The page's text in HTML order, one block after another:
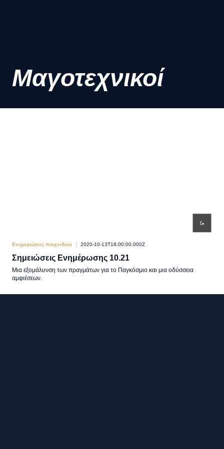
Μαγοτεχνικοί
Ενημερώσεις παιχνιδιού 2020-10-13T18:00:00.000Z
Σημειώσεις Ενημέρωσης 10.21
Μια εξομάλυνση των πραγμάτων για το Παγκόσμιο και μια οδύσσεια
αμφιέσεων.